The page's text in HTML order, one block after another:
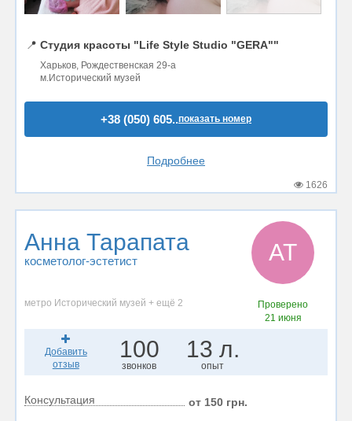
📍 Студия красоты "Life Style Studio "GERA""
Харьков, Рождественская 29-а
м.Исторический музей
+38 (050) 605..показать номер
Подробнее
1626
Анна Тарапата
косметолог-эстетист АТ
метро Исторический музей + ещё 2
Проверено
21 июня
Добавить
отзыв
100
звонков
13 л.
опыт
Консультация от 150 грн.